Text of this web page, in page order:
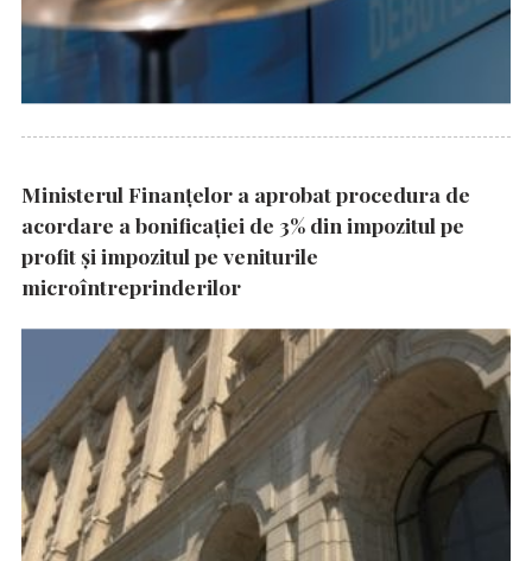
Ministerul Finanțelor a aprobat procedura de
acordare a bonificației de 3% din impozitul pe
profit și impozitul pe veniturile
microîntreprinderilor